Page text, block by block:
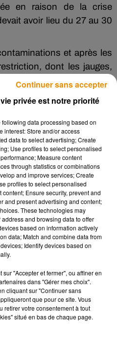
en raison de la crise
avoir lieu du 27 au 30
et après les
dont les jauges,
n'est pas de forcer le
avoir un évènement
ajoutant qu'"avec ce
besoin vital« d'une aide
publics.
sort enfin le remix de « Love
» avec Kylie Minogue
privée est notre priorité
following data processing based on
interest: Store and/or access
data to select advertising; Create
Use profiles to select personalised
Measure content
through statistics or combinations
and improve services; Create
profiles to select personalised
Ensure security, prevent and
and present advertising and content;
These technologies may
and browsing data to offer
based on information actively
data; Match and combine data from
Identify devices based on
"Accepter et fermer", ou affiner en
dans "Gérer mes choix".
cliquant sur "Continuer sans
que pour ce site. Vous
retirer votre consentement à tout
situé en bas de chaque page.
Continuer sans accepter